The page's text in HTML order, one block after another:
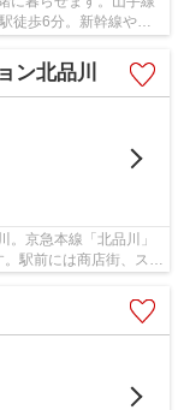
徒歩6分。新幹線や空
...
ン北品川
京急本線「北品川」
駅前には商店街、スー